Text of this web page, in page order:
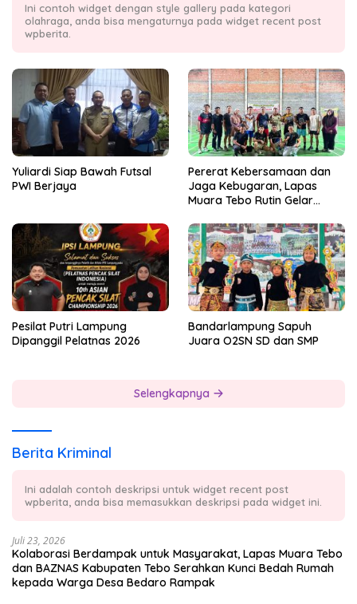
Ini contoh widget dengan style gallery pada kategori
olahraga, anda bisa mengaturnya pada widget recent post
wpberita.
Yuliardi Siap Bawah Futsal
PWI Berjaya
Pererat Kebersamaan dan
Jaga Kebugaran, Lapas
Muara Tebo Rutin Gelar
Pesilat Putri Lampung
Dipanggil Pelatnas 2026
Bandarlampung Sapuh
Juara O2SN SD dan SMP
Selengkapnya
Berita Kriminal
Ini adalah contoh deskripsi untuk widget recent post
wpberita, anda bisa memasukkan deskripsi pada widget ini.
Juli 23, 2026
Kolaborasi Berdampak untuk Masyarakat, Lapas Muara Tebo
dan BAZNAS Kabupaten Tebo Serahkan Kunci Bedah Rumah
kepada Warga Desa Bedaro Rampak